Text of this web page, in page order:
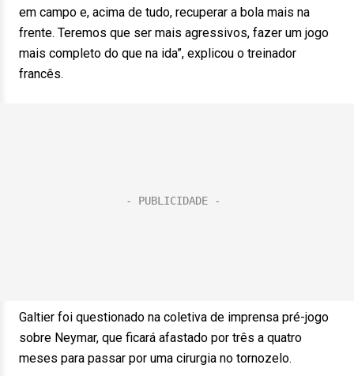
em campo e, acima de tudo, recuperar a bola mais na
frente. Teremos que ser mais agressivos, fazer um jogo
mais completo do que na ida”, explicou o treinador
francês.
Galtier foi questionado na coletiva de imprensa pré-jogo
sobre Neymar, que ficará afastado por três a quatro
meses para passar por uma cirurgia no tornozelo.